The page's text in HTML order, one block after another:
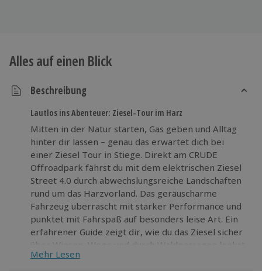
Alles auf einen Blick
Beschreibung
Lautlos ins Abenteuer: Ziesel-Tour im Harz
Mitten in der Natur starten, Gas geben und Alltag
hinter dir lassen – genau das erwartet dich bei
einer Ziesel Tour in Stiege. Direkt am CRUDE
Offroadpark fährst du mit dem elektrischen Ziesel
Street 4.0 durch abwechslungsreiche Landschaften
rund um das Harzvorland. Das geräuscharme
Fahrzeug überrascht mit starker Performance und
punktet mit Fahrspaß auf besonders leise Art. Ein
erfahrener Guide zeigt dir, wie du das Ziesel sicher
über Wiesen, Wege und durch Waldpassagen lenkst.
Du bist mitten im Abenteuer, spürst den Fahrtwind,
Mehr Lesen